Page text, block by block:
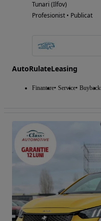
Tunari (Ilfov)
Profesionist • Publicat
AutoRulateLeasing
Finantare Service Buyback